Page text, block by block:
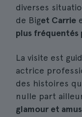
diverses
de Biget Carrie
plus fréquentés
La visite est
actrice
des histoires
nulle part
glamour et